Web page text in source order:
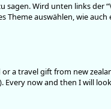
sagen. Wird unten links der
Theme auswählen, wie auch
a travel gift from new
now and then I will